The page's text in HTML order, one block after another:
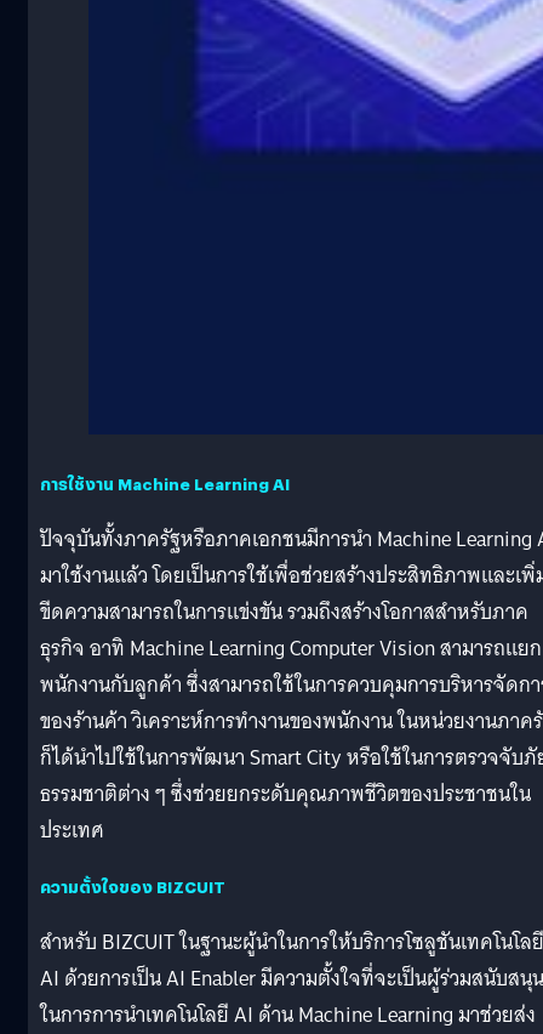
การใช้งาน Machine Learning AI
ปัจจุบันทั้งภาครัฐหรือภาคเอกชนมีการนำ Machine Learning
มาใช้งานแล้ว โดยเป็นการใช้เพื่อช่วยสร้างประสิทธิภาพและเ
ขีดความสามารถในการแข่งขัน รวมถึงสร้างโอกาสสำหรับภาค
ธุรกิจ อาทิ Machine Learning Computer Vision สามารถแยก
พนักงานกับลูกค้า ซึ่งสามารถใช้ในการควบคุมการบริหารจัดก
ของร้านค้า วิเคราะห์การทำงานของพนักงาน ในหน่วยงานภาค
ก็ได้นำไปใช้ในการพัฒนา Smart City หรือใช้ในการตรวจจับ
ธรรมชาติต่าง ๆ ซึ่งช่วยยกระดับคุณภาพชีวิตของประชาชนใน
ประเทศ
ความตั้งใจของ BIZCUIT
สำหรับ BIZCUIT ในฐานะผู้นำในการให้บริการโซลูชันเทคโนโลยี
AI ด้วยการเป็น AI Enabler มีความตั้งใจที่จะเป็นผู้ร่วมสนับสนุน
ในการการนำเทคโนโลยี AI ด้าน Machine Learning มาช่วยส่ง